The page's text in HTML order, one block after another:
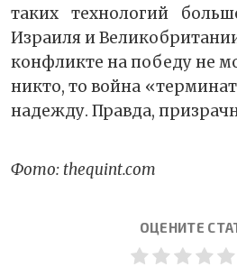
таких технологий
Израиля и
конфликте на победу не
никто, то война
надежду. Правда,
Фото: thequint.com
ОЦЕНИТЕ